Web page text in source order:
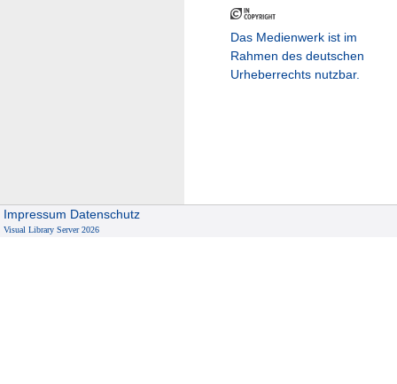
Das Medienwerk ist im
Rahmen des deutschen
Urheberrechts nutzbar.
Impressum Datenschutz
Visual Library Server 2026